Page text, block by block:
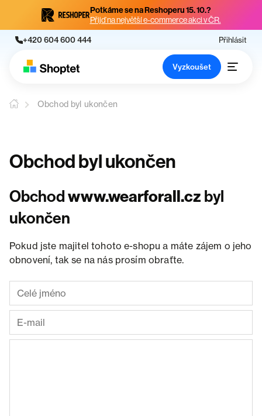
Potkáme se na Reshoperu 15. 10.?
Přijď na největší e-commerce akci v ČR.
+420 604 600 444 Přihlásit
Vyzkoušet
Obchod byl ukončen
Obchod byl ukončen
Obchodwww.wearforall.cz byl
ukončen
Pokud jste majitel tohoto e-shopu a máte zájem o jeho
obnovení, tak se na nás prosím obraťte.